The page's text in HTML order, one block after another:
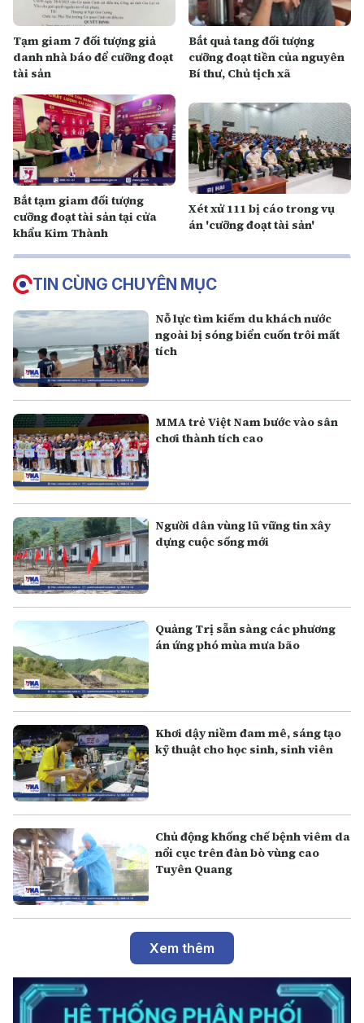
Tạm giam 7 đối tượng giả
danh nhà báo để cưỡng đoạt
tài sản
Bắt quả tang đối tượng
cưỡng đoạt tiền của nguyên
Bí thư, Chủ tịch xã
Bắt tạm giam đối tượng
cưỡng đoạt tài sản tại cửa
khẩu Kim Thành
Xét xử 111 bị cáo trong vụ
án 'cưỡng đoạt tài sản'
TIN CÙNG CHUYÊN MỤC
Nỗ lực tìm kiếm du khách nước
ngoài bị sóng biển cuốn trôi mất
tích
MMA trẻ Việt Nam bước vào sân
chơi thành tích cao
Người dân vùng lũ vững tin xây
dựng cuộc sống mới
Quảng Trị sẵn sàng các phương
án ứng phó mùa mưa bão
Khơi dậy niềm đam mê, sáng tạo
kỹ thuật cho học sinh, sinh viên
Chủ động khống chế bệnh viêm da
nổi cục trên đàn bò vùng cao
Tuyên Quang
Xem thêm